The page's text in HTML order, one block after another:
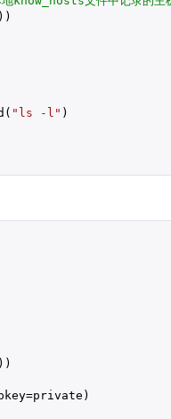
"ls -l" )